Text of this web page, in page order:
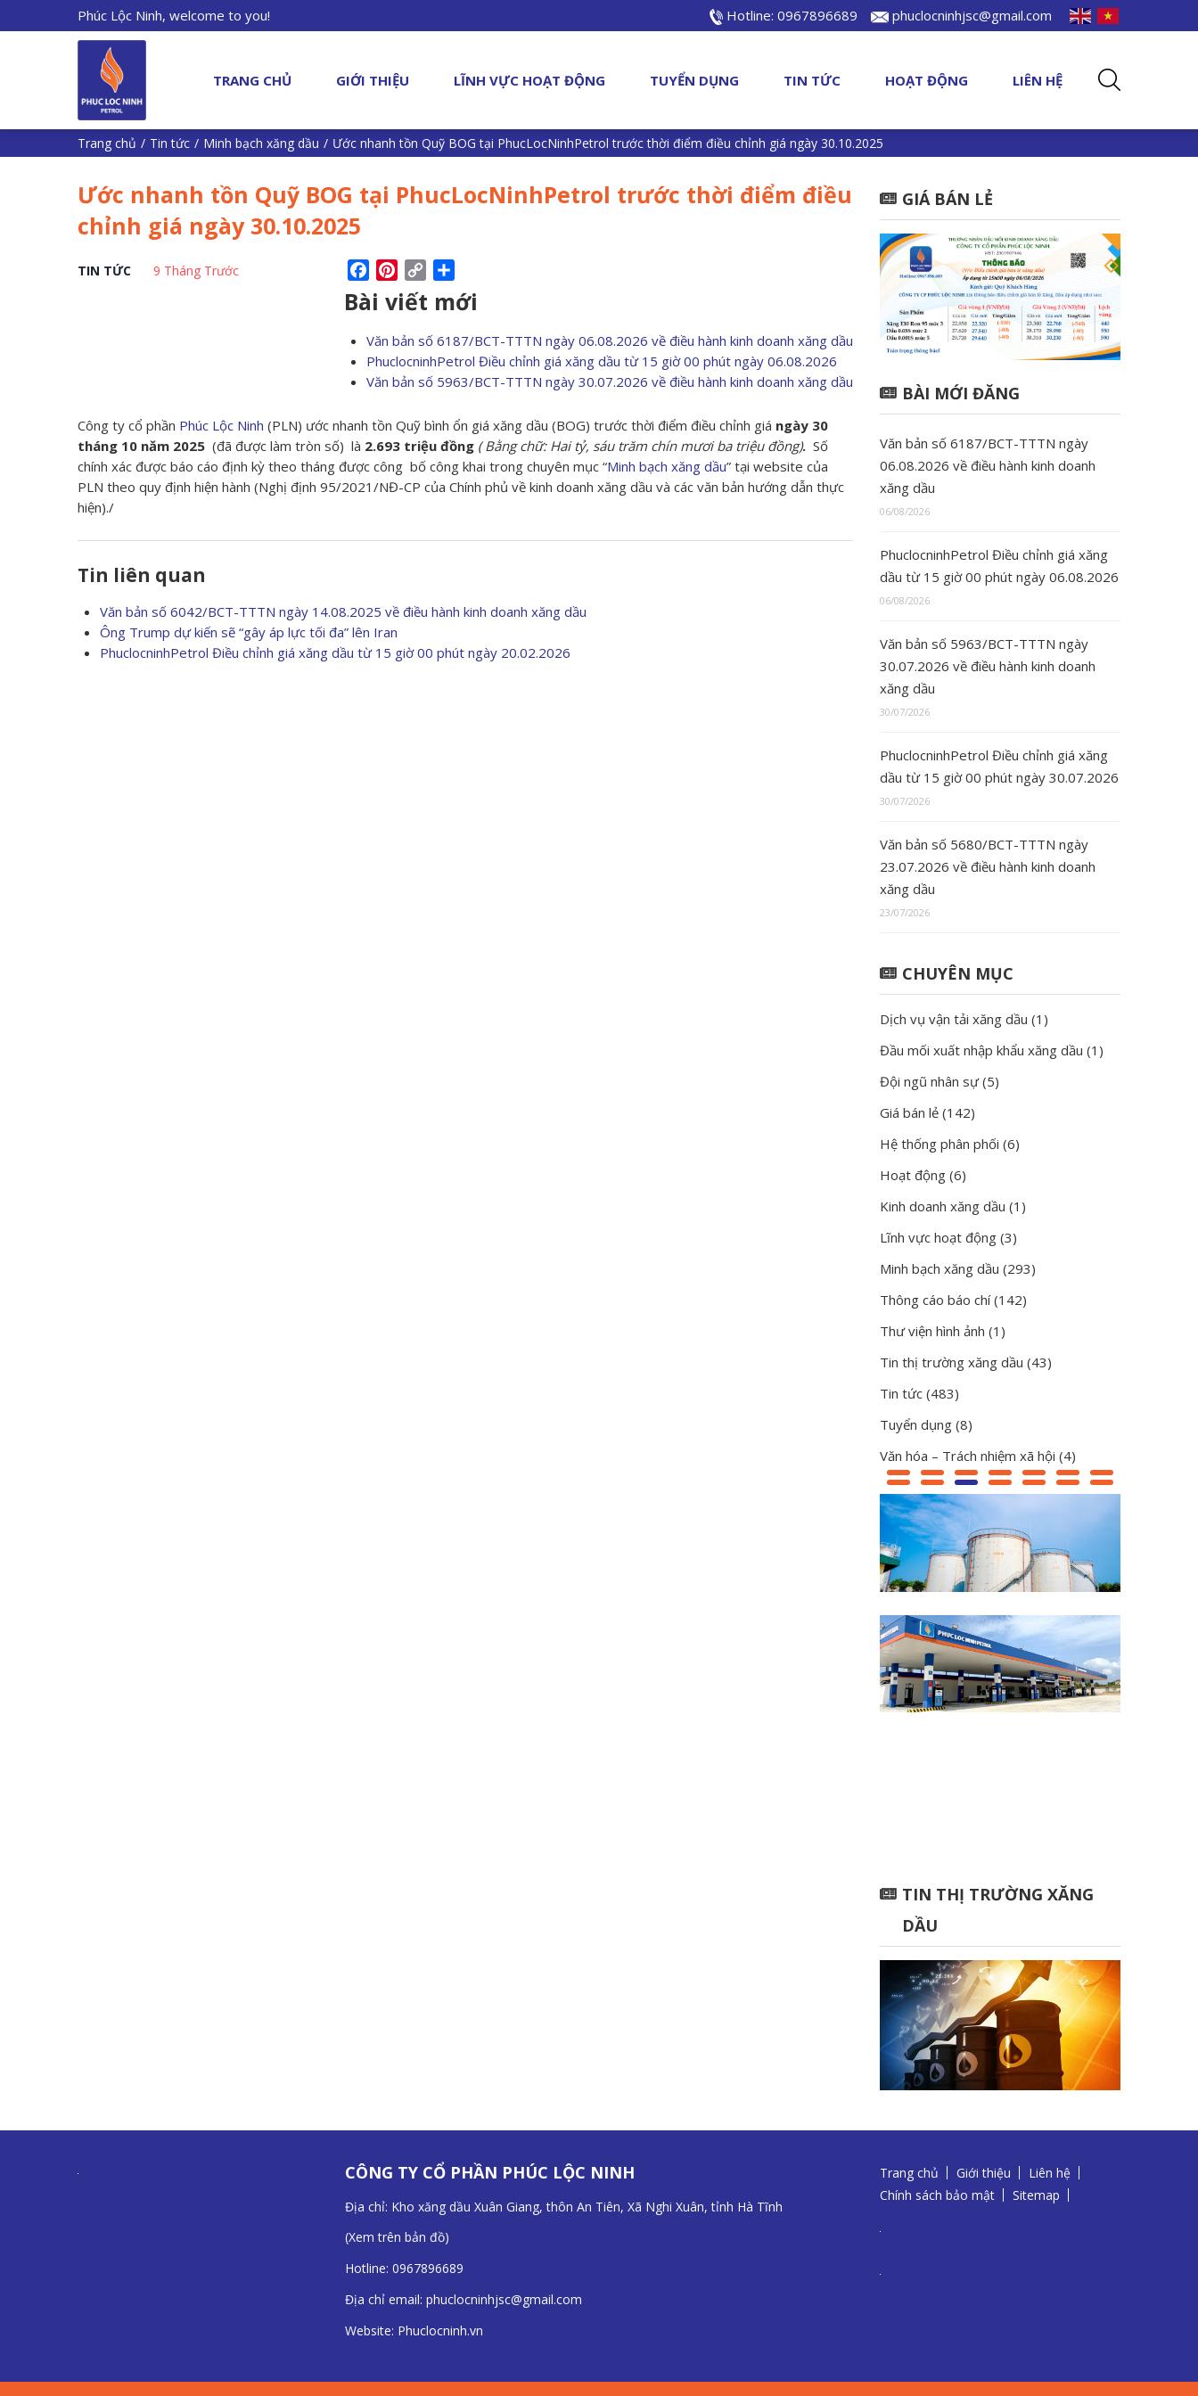
Phúc Lộc Ninh, welcome to you! Hotline: 0967896689 phuclocninhjsc@gmail.com
TRANG CHỦ GIỚI THIỆU LĨNH VỰC HOẠT ĐỘNG TUYỂN DỤNG TIN TỨC HOẠT ĐỘNG LIÊN HỆ
Trang chủ / Tin tức / Minh bạch xăng dầu / Ước nhanh tồn Quỹ BOG tại PhucLocNinhPetrol trước thời điểm điều chỉnh giá ngày 30.10.2025
Ước nhanh tồn Quỹ BOG tại PhucLocNinhPetrol trước thời điểm điều
chỉnh giá ngày 30.10.2025
TIN TỨC 9 Tháng Trước FacebookPinterest
Copy
Bài viết mới
Văn bản số 6187/BCT-TTTN ngày 06.08.2026 về điều hành kinh doanh xăng dầu
PhuclocninhPetrol Điều chỉnh giá xăng dầu từ 15 giờ 00 phút ngày 06.08.2026
Văn bản số 5963/BCT-TTTN ngày 30.07.2026 về điều hành kinh doanh xăng dầu
Công ty cổ phần Phúc Lộc Ninh (PLN) ước nhanh tồn Quỹ bình ổn giá xăng dầu (BOG) trước thời điểm điều chỉnh giá ngày 30
tháng 10 năm 2025 (đã được làm tròn số) là 2.693 triệu đồng ( Bằng chữ: Hai tỷ, sáu trăm chín mươi ba triệu đồng). Số
chính xác được báo cáo định kỳ theo tháng được công bố công khai trong chuyên mục “Minh bạch xăng dầu” tại website của
PLN theo quy định hiện hành (Nghị định 95/2021/NĐ-CP của Chính phủ về kinh doanh xăng dầu và các văn bản hướng dẫn thực
hiện)./
Tin liên quan
Văn bản số 6042/BCT-TTTN ngày 14.08.2025 về điều hành kinh doanh xăng dầu
Ông Trump dự kiến sẽ “gây áp lực tối đa” lên Iran
PhuclocninhPetrol Điều chỉnh giá xăng dầu từ 15 giờ 00 phút ngày 20.02.2026
GIÁ BÁN LẺ
BÀI MỚI ĐĂNG
Văn bản số 6187/BCT-TTTN ngày
06.08.2026 về điều hành kinh doanh
xăng dầu
06/08/2026
PhuclocninhPetrol Điều chỉnh giá xăng
dầu từ 15 giờ 00 phút ngày 06.08.2026
06/08/2026
Văn bản số 5963/BCT-TTTN ngày
30.07.2026 về điều hành kinh doanh
xăng dầu
30/07/2026
PhuclocninhPetrol Điều chỉnh giá xăng
dầu từ 15 giờ 00 phút ngày 30.07.2026
30/07/2026
Văn bản số 5680/BCT-TTTN ngày
23.07.2026 về điều hành kinh doanh
xăng dầu
23/07/2026
CHUYÊN MỤC
Dịch vụ vận tải xăng dầu (1)
Đầu mối xuất nhập khẩu xăng dầu (1)
Đội ngũ nhân sự(5)
Giá bán lẻ (142)
Hệ thống phân phối (6)
Hoạt động (6)
Kinh doanh xăng dầu (1)
Lĩnh vực hoạt động (3)
Minh bạch xăng dầu (293)
Thông cáo báo chí(142)
Thư viện hình ảnh (1)
Tin thị trường xăng dầu (43)
Tin tức (483)
Tuyển dụng (8)
Văn hóa – Trách nhiệm xã hội (4)
TIN THỊ TRƯỜNG XĂNG
DẦU
CÔNG TY CỔ PHẦN PHÚC LỘC NINH
Địa chỉ: Kho xăng dầu Xuân Giang, thôn An Tiên, Xã Nghi Xuân, tỉnh Hà Tĩnh
(Xem trên bản đồ)
Hotline: 0967896689
Địa chỉ email: phuclocninhjsc@gmail.com
Website: Phuclocninh.vn
Trang chủ Giới thiệu
Liên hệ
Chính sách bảo mật
Sitemap